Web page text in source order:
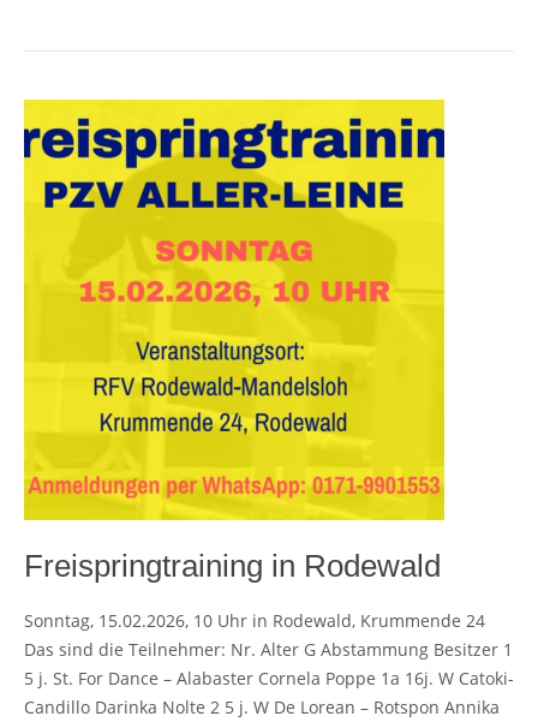
Freispringtraining in Rodewald
Sonntag, 15.02.2026, 10 Uhr in Rodewald, Krummende 24
Das sind die Teilnehmer: Nr. Alter G Abstammung Besitzer 1
5 j. St. For Dance – Alabaster Cornela Poppe 1a 16j. W Catoki-
Candillo Darinka Nolte 2 5 j. W De Lorean – Rotspon Annika